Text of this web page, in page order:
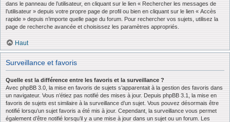
dans le panneau de l’utilisateur, en cliquant sur le lien « Rechercher les messages de
l’utilisateur » depuis votre propre page de profil ou bien en cliquant sur le lien « Accès
rapide » depuis n’importe quelle page du forum. Pour rechercher vos sujets, utilisez la
page de recherche avancée et choisissez les paramètres appropriés.
Haut
Surveillance et favoris
Quelle est la différence entre les favoris et la surveillance ?
Avec phpBB 3.0, la mise en favoris de sujets s’apparentait à la gestion des favoris dans
un navigateur. Vous n’étiez pas notifié des mises à jour. Depuis phpBB 3.1, la mise en
favoris de sujets est similaire à la surveillance d’un sujet. Vous pouvez désormais être
notifié lorsqu’un sujet favoris a été mis à jour. Cependant, la surveillance vous permet
également d’être notifié lorsqu’il y a une mise à jour dans un sujet ou un forum. Les